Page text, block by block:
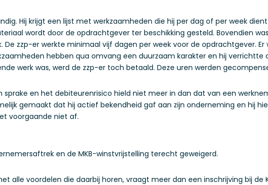
Hij krijgt een lijst met werkzaamheden die hij per dag of per week
wordt door de opdrachtgever ter beschikking gesteld. Bovendien
De zzp-er werkte minimaal vijf dagen per week voor de opdrachtgever. Er
hebben qua omvang een duurzaam karakter en hij verrichtte
werk was, werd de zzp-er toch betaald. Deze uren werden
sprake en het debiteurenrisico hield niet meer in dan dat van een
gemaakt dat hij actief bekendheid gaf aan zijn onderneming en hij
voorgaande niet af.
en de MKB-winstvrijstelling terecht geweigerd.
alle voordelen die daarbij horen, vraagt meer dan een inschrijving bij de